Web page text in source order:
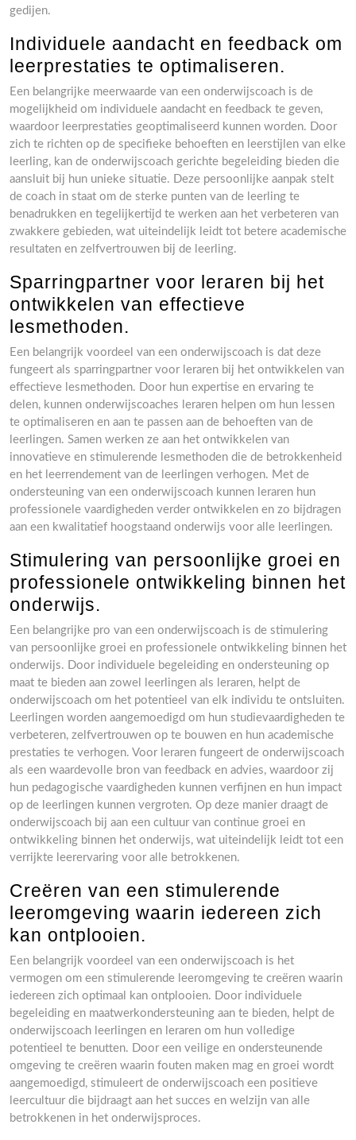
gedijen.
Individuele aandacht en feedback om
leerprestaties te optimaliseren.
Een belangrijke meerwaarde van een onderwijscoach is de
mogelijkheid om individuele aandacht en feedback te geven,
waardoor leerprestaties geoptimaliseerd kunnen worden. Door
zich te richten op de specifieke behoeften en leerstijlen van elke
leerling, kan de onderwijscoach gerichte begeleiding bieden die
aansluit bij hun unieke situatie. Deze persoonlijke aanpak stelt
de coach in staat om de sterke punten van de leerling te
benadrukken en tegelijkertijd te werken aan het verbeteren van
zwakkere gebieden, wat uiteindelijk leidt tot betere academische
resultaten en zelfvertrouwen bij de leerling.
Sparringpartner voor leraren bij het
ontwikkelen van effectieve
lesmethoden.
Een belangrijk voordeel van een onderwijscoach is dat deze
fungeert als sparringpartner voor leraren bij het ontwikkelen van
effectieve lesmethoden. Door hun expertise en ervaring te
delen, kunnen onderwijscoaches leraren helpen om hun lessen
te optimaliseren en aan te passen aan de behoeften van de
leerlingen. Samen werken ze aan het ontwikkelen van
innovatieve en stimulerende lesmethoden die de betrokkenheid
en het leerrendement van de leerlingen verhogen. Met de
ondersteuning van een onderwijscoach kunnen leraren hun
professionele vaardigheden verder ontwikkelen en zo bijdragen
aan een kwalitatief hoogstaand onderwijs voor alle leerlingen.
Stimulering van persoonlijke groei en
professionele ontwikkeling binnen het
onderwijs.
Een belangrijke pro van een onderwijscoach is de stimulering
van persoonlijke groei en professionele ontwikkeling binnen het
onderwijs. Door individuele begeleiding en ondersteuning op
maat te bieden aan zowel leerlingen als leraren, helpt de
onderwijscoach om het potentieel van elk individu te ontsluiten.
Leerlingen worden aangemoedigd om hun studievaardigheden te
verbeteren, zelfvertrouwen op te bouwen en hun academische
prestaties te verhogen. Voor leraren fungeert de onderwijscoach
als een waardevolle bron van feedback en advies, waardoor zij
hun pedagogische vaardigheden kunnen verfijnen en hun impact
op de leerlingen kunnen vergroten. Op deze manier draagt de
onderwijscoach bij aan een cultuur van continue groei en
ontwikkeling binnen het onderwijs, wat uiteindelijk leidt tot een
verrijkte leerervaring voor alle betrokkenen.
Creëren van een stimulerende
leeromgeving waarin iedereen zich
kan ontplooien.
Een belangrijk voordeel van een onderwijscoach is het
vermogen om een stimulerende leeromgeving te creëren waarin
iedereen zich optimaal kan ontplooien. Door individuele
begeleiding en maatwerkondersteuning aan te bieden, helpt de
onderwijscoach leerlingen en leraren om hun volledige
potentieel te benutten. Door een veilige en ondersteunende
omgeving te creëren waarin fouten maken mag en groei wordt
aangemoedigd, stimuleert de onderwijscoach een positieve
leercultuur die bijdraagt aan het succes en welzijn van alle
betrokkenen in het onderwijsproces.